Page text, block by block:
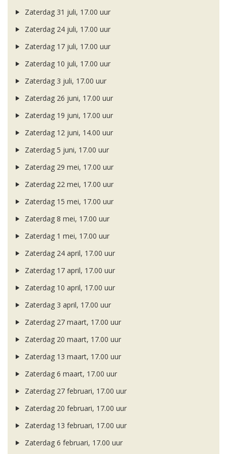
Zaterdag 31 juli, 17.00 uur
Zaterdag 24 juli, 17.00 uur
Zaterdag 17 juli, 17.00 uur
Zaterdag 10 juli, 17.00 uur
Zaterdag 3 juli, 17.00 uur
Zaterdag 26 juni, 17.00 uur
Zaterdag 19 juni, 17.00 uur
Zaterdag 12 juni, 14.00 uur
Zaterdag 5 juni, 17.00 uur
Zaterdag 29 mei, 17.00 uur
Zaterdag 22 mei, 17.00 uur
Zaterdag 15 mei, 17.00 uur
Zaterdag 8 mei, 17.00 uur
Zaterdag 1 mei, 17.00 uur
Zaterdag 24 april, 17.00 uur
Zaterdag 17 april, 17.00 uur
Zaterdag 10 april, 17.00 uur
Zaterdag 3 april, 17.00 uur
Zaterdag 27 maart, 17.00 uur
Zaterdag 20 maart, 17.00 uur
Zaterdag 13 maart, 17.00 uur
Zaterdag 6 maart, 17.00 uur
Zaterdag 27 februari, 17.00 uur
Zaterdag 20 februari, 17.00 uur
Zaterdag 13 februari, 17.00 uur
Zaterdag 6 februari, 17.00 uur